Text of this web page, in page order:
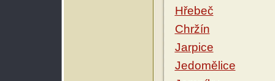
Hřebeč
Chržín
Jarpice
Jedomělice